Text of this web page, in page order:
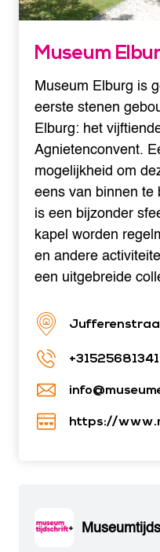
Museum
Museum Elburg is
eerste stenen
Elburg: het
Agnietenconvent.
mogelijkheid om
eens van binnen
is een bijzonder
kapel worden
en andere
een uitgebreide
+31525681341
https://